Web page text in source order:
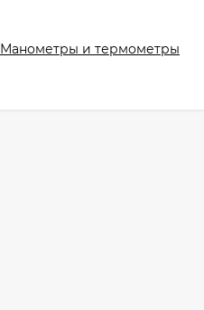
Манометры и термометры